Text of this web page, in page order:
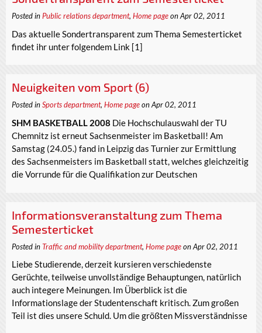
Posted in Public relations department, Home pageon Apr 02, 2011
Das aktuelle Sondertransparent zum Thema Semesterticket
findet ihr unter folgendem Link [1]
Neuigkeiten vom Sport (6)
Posted inSports department, Home pageon Apr 02, 2011
SHM BASKETBALL 2008 Die Hochschulauswahl der TU
Chemnitz ist erneut Sachsenmeister im Basketball! Am
Samstag (24.05.) fand in Leipzig das Turnier zur Ermittlung
des Sachsenmeisters im Basketball statt, welches gleichzeitig
die Vorrunde für die Qualifikation zur Deutschen
Informationsveranstaltung zum Thema
Semesterticket
Posted inTraffic and mobility department, Home pageon Apr 02, 2011
Liebe Studierende, derzeit kursieren verschiedenste
Gerüchte, teilweise unvollständige Behauptungen, natürlich
auch integere Meinungen. Im Überblick ist die
Informationslage der Studentenschaft kritisch. Zum großen
Teil ist dies unsere Schuld. Um die größten Missverständnisse